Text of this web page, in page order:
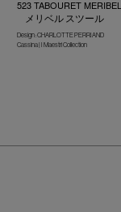
523 TABOURET MERIBEL
メリベル スツール
Design : CHARLOTTE PERRIAND
Cassina | I Maestri Collection